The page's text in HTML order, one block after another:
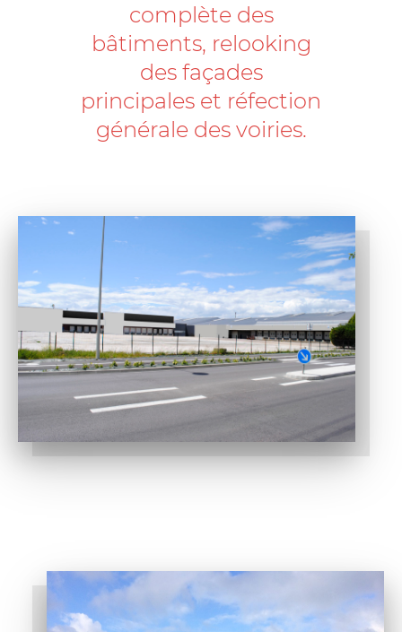
complète des
bâtiments, relooking
des façades
principales et réfection
générale des voiries.